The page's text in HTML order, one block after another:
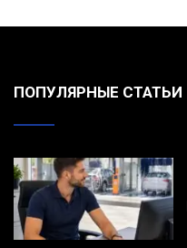
ПОПУЛЯРНЫЕ СТАТЬИ